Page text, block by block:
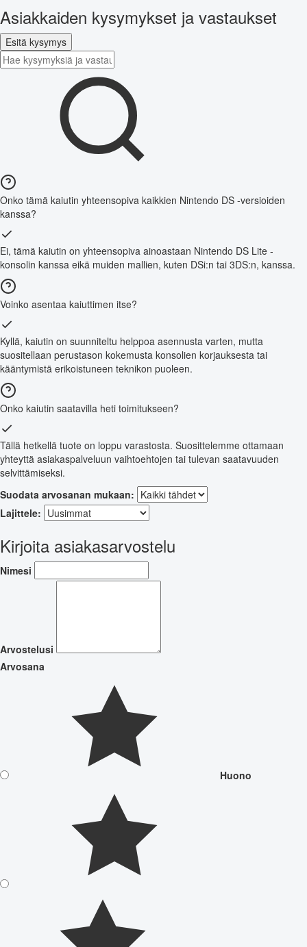
Asiakkaiden kysymykset ja vastaukset
Esitä kysymys
Onko tämä kaiutin yhteensopiva kaikkien Nintendo DS -versioiden
kanssa?
Ei, tämä kaiutin on yhteensopiva ainoastaan Nintendo DS Lite -
konsolin kanssa eikä muiden mallien, kuten DSi:n tai 3DS:n, kanssa.
Voinko asentaa kaiuttimen itse?
Kyllä, kaiutin on suunniteltu helppoa asennusta varten, mutta
suositellaan perustason kokemusta konsolien korjauksesta tai
kääntymistä erikoistuneen teknikon puoleen.
Onko kaiutin saatavilla heti toimitukseen?
Tällä hetkellä tuote on loppu varastosta. Suosittelemme ottamaan
yhteyttä asiakaspalveluun vaihtoehtojen tai tulevan saatavuuden
selvittämiseksi.
Suodata arvosanan mukaan:
Lajittele:
Kirjoita asiakasarvostelu
Nimesi
Arvostelusi
Arvosana
Huono